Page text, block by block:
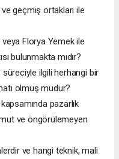
geçmiş ortakları ile
Florya Yemek ile
bulunmakta mıdır?
süreciyle ilgili herhangi bir
olmuş mudur?
pazarlık
ve öngörülemeyen
ve hangi teknik, mali